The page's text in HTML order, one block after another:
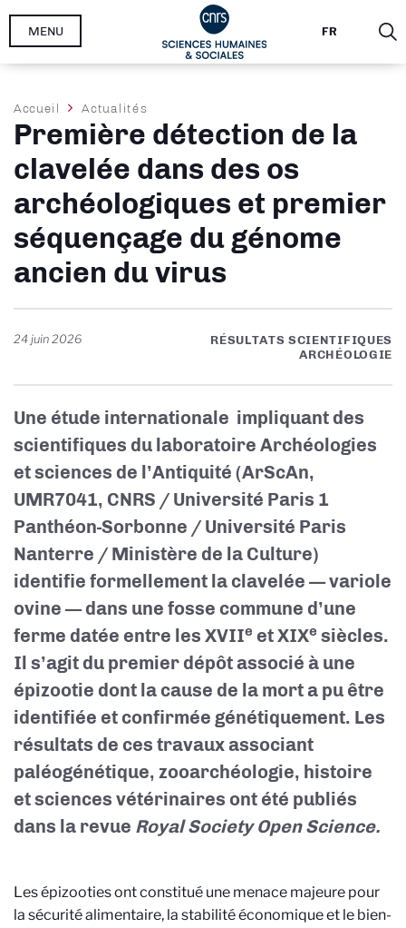
Aller
FR
MENU
Fil
d'Ariane
Accueil Actualités
Première détection de la
clavelée dans des os
archéologiques et premier
séquençage du génome
ancien du virus
24 juin 2026
RÉSULTATS SCIENTIFIQUES
ARCHÉOLOGIE
Une étude internationale impliquant des
scientifiques du laboratoire Archéologies
et sciences de l’Antiquité (ArScAn,
UMR7041, CNRS / Université Paris 1
Panthéon-Sorbonne / Université Paris
Nanterre / Ministère de la Culture)
identifie formellement la clavelée — variole
ovine — dans une fosse commune d’une
ferme datée entre les XVIIe et XIXe siècles.
Il s’agit du premier dépôt associé à une
épizootie dont la cause de la mort a pu être
identifiée et confirmée génétiquement. Les
résultats de ces travaux associant
paléogénétique, zooarchéologie, histoire
et sciences vétérinaires ont été publiés
dans la revue Royal Society Open Science.
Les épizooties ont constitué une menace majeure pour
la sécurité alimentaire, la stabilité économique et le bien-